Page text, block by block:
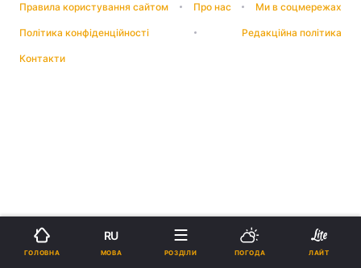
Правила користування сайтом Про нас Ми в соцмережах
Політика конфіденційності Редакційна політика
Контакти
ГОЛОВНА
RU
МОВА РОЗДІЛИ ПОГОДА ЛАЙТ